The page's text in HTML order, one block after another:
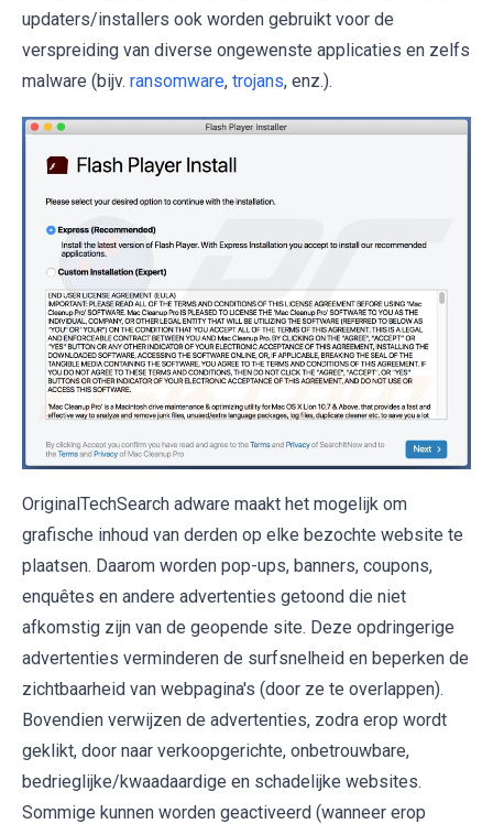
updaters/installers ook worden gebruikt voor de
verspreiding van diverse ongewenste applicaties en zelfs
malware (bijv. ransomware, trojans, enz.).
OriginalTechSearch adware maakt het mogelijk om
grafische inhoud van derden op elke bezochte website te
plaatsen. Daarom worden pop-ups, banners, coupons,
enquêtes en andere advertenties getoond die niet
afkomstig zijn van de geopende site. Deze opdringerige
advertenties verminderen de surfsnelheid en beperken de
zichtbaarheid van webpagina's (door ze te overlappen).
Bovendien verwijzen de advertenties, zodra erop wordt
geklikt, door naar verkoopgerichte, onbetrouwbare,
bedrieglijke/kwaadaardige en schadelijke websites.
Sommige kunnen worden geactiveerd (wanneer erop